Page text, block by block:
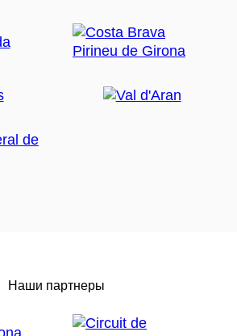
Наши партнеры